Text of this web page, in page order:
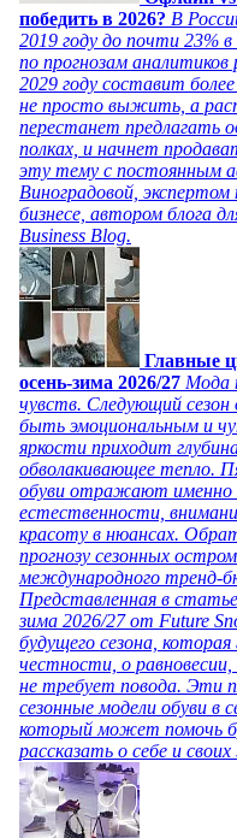
победить в 2026? В
2019 году до почти 23%
по прогнозам
2029 году составит
не просто выжить, а
перестанет предлагать
полках, и начнет
эту тему с постоянным
Виноградовой,
бизнесе, автором блога
Business Blog.
Главные
осень-зима 2026/27 Мода
чувств. Следующий
быть эмоциональным и
яркости приходит
обволакивающее тепло.
обуви отражают именно
естественности,
красоту в нюансах.
прогнозу сезонных
международного тренд-
Представленная в
зима 2026/27 от Future
будущего сезона,
честности, о
не требует повода. Эти
сезонные модели обуви в
который может помочь
рассказать о себе и своих